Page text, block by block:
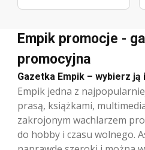
Empik promocje -
promocyjna
Gazetka Empik – wybierz ją
Empik jedna z
prasą, książkami,
zakrojonym wachlarzem
do hobby i czasu wolnego.